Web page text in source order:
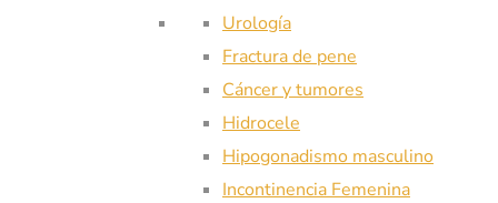
Urología
Fractura de pene
Cáncer y tumores
Hidrocele
Hipogonadismo masculino
Incontinencia Femenina